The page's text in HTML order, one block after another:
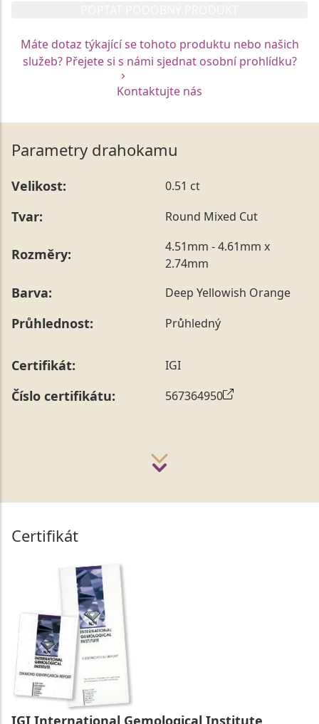
Máte dotaz týkající se tohoto produktu nebo našich
služeb? Přejete si s námi sjednat osobní prohlídku?
Kontaktujte nás
Parametry drahokamu
Velikost: 0.51 ct
Tvar: Round Mixed Cut
Rozměry:
4.51mm - 4.61mm x
2.74mm
Barva: Deep Yellowish Orange
Průhlednost: Průhledný
Certifikát: IGI
Číslo certifikátu: 567364950
Certifikát
IGI International Gemological Institute